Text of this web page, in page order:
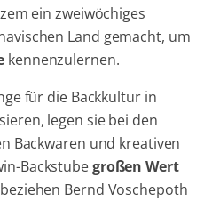
ein zweiwöchiges
Land gemacht, um
kennenzulernen.
für die Backkultur in
legen sie bei den
Backwaren und kreativen
Backstubegroßen Wert
Bernd Voschepoth